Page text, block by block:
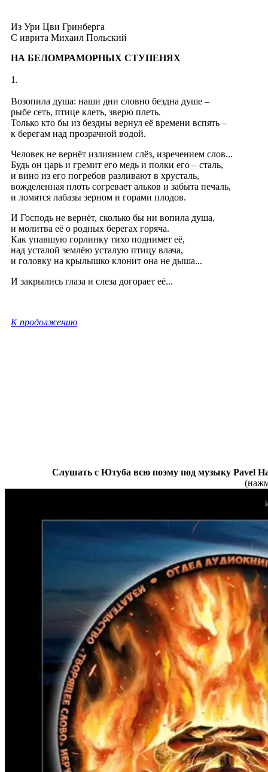
Из Ури Цви Гринберга
C иврита Михаил Польский
НА БЕЛОМРАМОРНЫХ СТУПЕНЯХ
1.
Возопила душа: наши дни словно бездна душе –
рыбе сеть, птице клеть, зверю плеть.
Только кто бы из бездны вернул её времени вспять –
к берегам над прозрачной водой.
Человек не вернёт излиянием слёз, изречением слов...
Будь он царь и гремит его медь и полки его – сталь,
и вино из его погребов разливают в хрусталь,
вожделенная плоть согревает альков и забыта печаль,
и ломятся лабазы зерном и горами плодов.
И Господь не вернёт, сколько бы ни вопила душа,
и молитва её о родных берегах горяча.
Как упавшую горлинку тихо поднимет её,
над усталой землёю усталую птицу влача,
и головку на крылышко клонит она не дыша...
И закрылись глаза и слеза догорает её...
К продолжению
Слушать с Ютуба всю поэму под музыку Pavel